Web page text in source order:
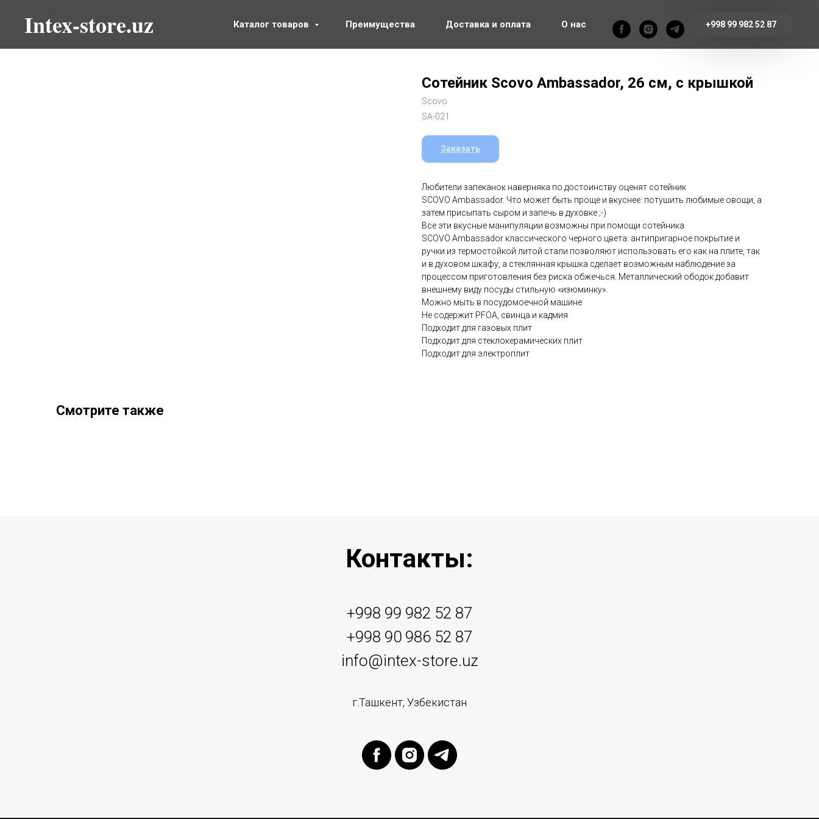
Intex-store.uz Каталог товаров Преимущества Доставка и оплата О нас +998 99 982 52 87
Сотейник Scovo Ambassador, 26 см, с крышкой
Scovo
SA-021
Заказать
Любители запеканок наверняка по достоинству оценят сотейник
SCOVO Ambassador. Что может быть проще и вкуснее: потушить любимые овощи, а
затем присыпать сыром и запечь в духовке ;-)
Все эти вкусные манипуляции возможны при помощи сотейника
SCOVO Ambassador классического черного цвета: антипригарное покрытие и
ручки из термостойкой литой стали позволяют использовать его как на плите, так
и в духовом шкафу, а стеклянная крышка сделает возможным наблюдение за
процессом приготовления без риска обжечься. Металлический ободок добавит
внешнему виду посуды стильную «изюминку».
Можно мыть в посудомоечной машине
Не содержит PFOA, свинца и кадмия
Подходит для газовых плит
Подходит для стеклокерамических плит
Подходит для электроплит
Смотрите также
Контакты:
+998 99 982 52 87
+998 90 986 52 87
info@intex-store.uz
г.Ташкент, Узбекистан